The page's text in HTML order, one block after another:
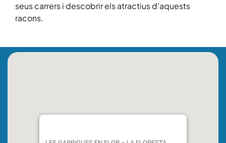
seus carrers i descobrir els atractius d’aquests
racons.